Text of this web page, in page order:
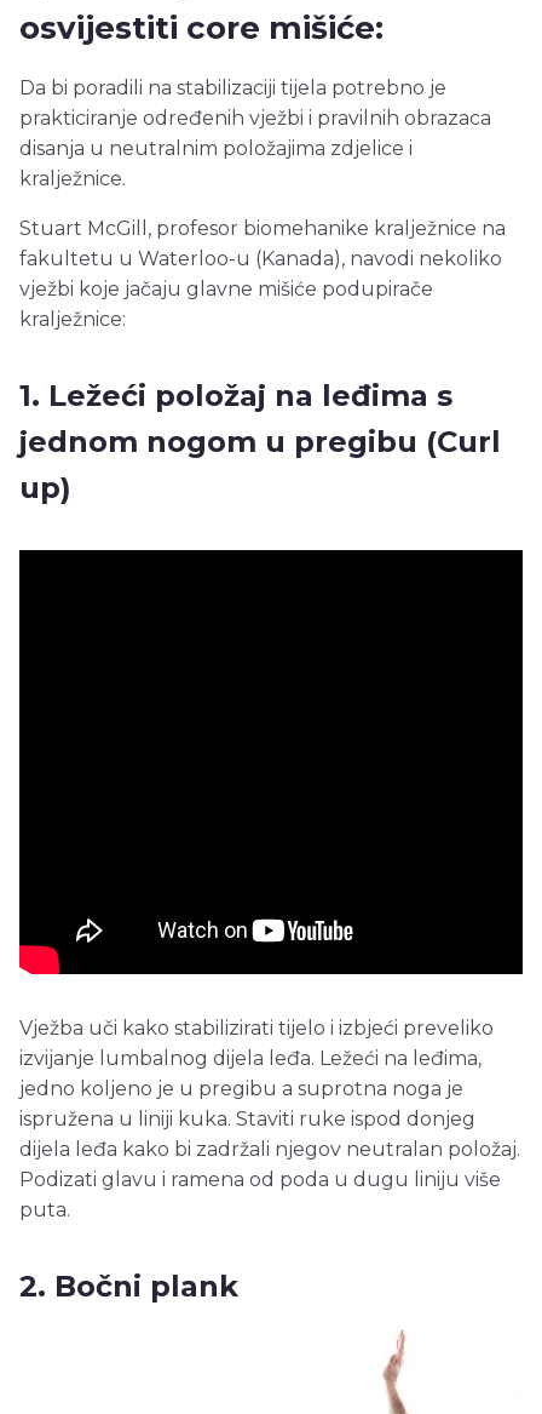
osvijestiti core mišiće:
Da bi poradili na stabilizaciji tijela potrebno je
prakticiranje određenih vježbi i pravilnih obrazaca
disanja u neutralnim položajima zdjelice i
kralježnice.
Stuart McGill, profesor biomehanike kralježnice na
fakultetu u Waterloo-u (Kanada), navodi nekoliko
vježbi koje jačaju glavne mišiće podupirače
kralježnice:
1. Ležeći položaj na leđima s
jednom nogom u pregibu (Curl
up)
Vježba uči kako stabilizirati tijelo i izbjeći preveliko
izvijanje lumbalnog dijela leđa. Ležeći na leđima,
jedno koljeno je u pregibu a suprotna noga je
ispružena u liniji kuka. Staviti ruke ispod donjeg
dijela leđa kako bi zadržali njegov neutralan položaj.
Podizati glavu i ramena od poda u dugu liniju više
puta.
2. Bočni plank